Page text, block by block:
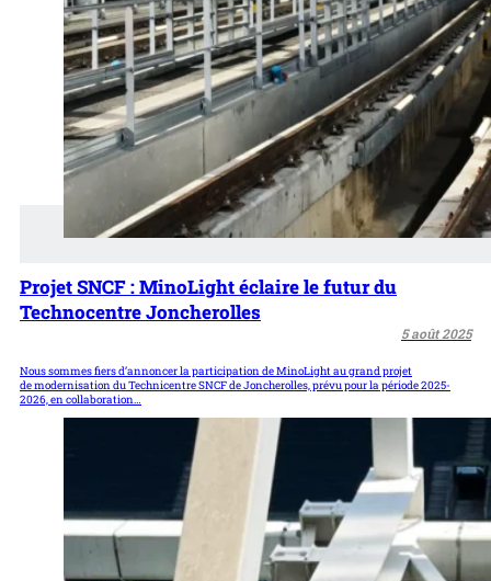
Projet SNCF : MinoLight éclaire le futur du
Technocentre Joncherolles
5 août 2025
Nous sommes fiers d’annoncer la participation de MinoLight au grand projet
de modernisation du Technicentre SNCF de Joncherolles, prévu pour la période 2025-
2026, en collaboration…